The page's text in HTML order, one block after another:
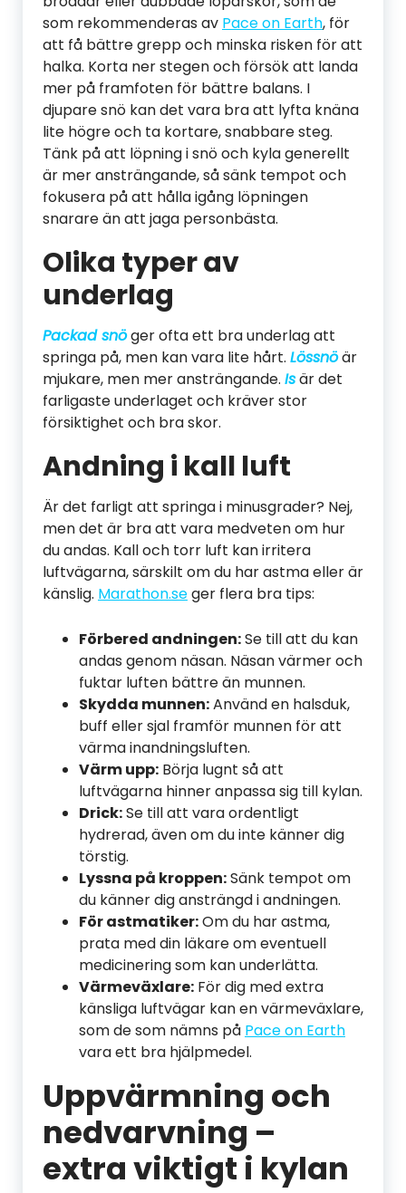
som rekommenderas av Pace on Earth, för
att få bättre grepp och minska risken för att
halka. Korta ner stegen och försök att landa
mer på framfoten för bättre balans. I
djupare snö kan det vara bra att lyfta knäna
lite högre och ta kortare, snabbare steg.
Tänk på att löpning i snö och kyla generellt
är mer ansträngande, så sänk tempot och
fokusera på att hålla igång löpningen
snarare än att jaga personbästa.
Olika typer av
underlag
Packad snöger ofta ett bra underlag att
springa på, men kan vara lite hårt. Lössnöär
mjukare, men mer ansträngande. Isär det
farligaste underlaget och kräver stor
försiktighet och bra skor.
Andning i kall luft
Är det farligt att springa i minusgrader? Nej,
men det är bra att vara medveten om hur
du andas. Kall och torr luft kan irritera
luftvägarna, särskilt om du har astma eller är
känslig. Marathon.seger flera bra tips:
Förbered andningen:Se till att du kan
andas genom näsan. Näsan värmer och
fuktar luften bättre än munnen.
Skydda munnen:Använd en halsduk,
buff eller sjal framför munnen för att
värma inandningsluften.
Värm upp: Börja lugnt så att
luftvägarna hinner anpassa sig till kylan.
Drick:Se till att vara ordentligt
hydrerad, även om du inte känner dig
törstig.
Lyssna på kroppen:Sänk tempot om
du känner dig ansträngd i andningen.
För astmatiker:Om du har astma,
prata med din läkare om eventuell
medicinering som kan underlätta.
Värmeväxlare: För dig med extra
känsliga luftvägar kan en värmeväxlare,
som de som nämns på Pace on Earth
vara ett bra hjälpmedel.
Uppvärmning och
nedvarvning –
extra viktigt i kylan